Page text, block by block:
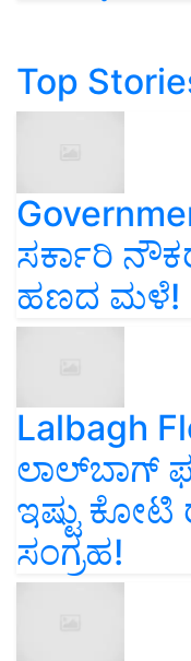
Top
ಸರ್ಕಾರಿ
ಹಣದ ಮಳೆ!
Lalbagh
ಲಾಲ್‌ಬಾಗ್
ಇಷ್ಟು
ಸಂಗ್ರಹ!